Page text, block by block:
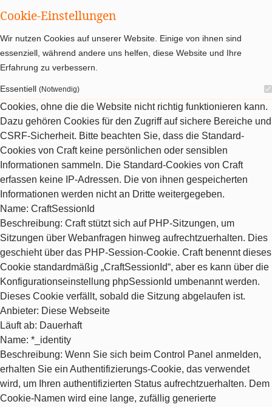
Cookie-Einstellungen
Wir nutzen Cookies auf unserer Website. Einige von ihnen sind
essenziell, während andere uns helfen, diese Website und Ihre
Erfahrung zu verbessern.
Essentiell (Notwendig)
Cookies, ohne die die Website nicht richtig funktionieren kann.
Dazu gehören Cookies für den Zugriff auf sichere Bereiche und
CSRF-Sicherheit. Bitte beachten Sie, dass die Standard-
Cookies von Craft keine persönlichen oder sensiblen
Informationen sammeln. Die Standard-Cookies von Craft
erfassen keine IP-Adressen. Die von ihnen gespeicherten
Informationen werden nicht an Dritte weitergegeben.
Name: CraftSessionId
Beschreibung: Craft stützt sich auf PHP-Sitzungen, um
Sitzungen über Webanfragen hinweg aufrechtzuerhalten. Dies
geschieht über das PHP-Session-Cookie. Craft benennt dieses
Cookie standardmäßig „CraftSessionId“, aber es kann über die
Konfigurationseinstellung phpSessionId umbenannt werden.
Dieses Cookie verfällt, sobald die Sitzung abgelaufen ist.
Anbieter: Diese Webseite
Läuft ab: Dauerhaft
Name: *_identity
Beschreibung: Wenn Sie sich beim Control Panel anmelden,
erhalten Sie ein Authentifizierungs-Cookie, das verwendet
wird, um Ihren authentifizierten Status aufrechtzuerhalten. Dem
Cookie-Namen wird eine lange, zufällig generierte